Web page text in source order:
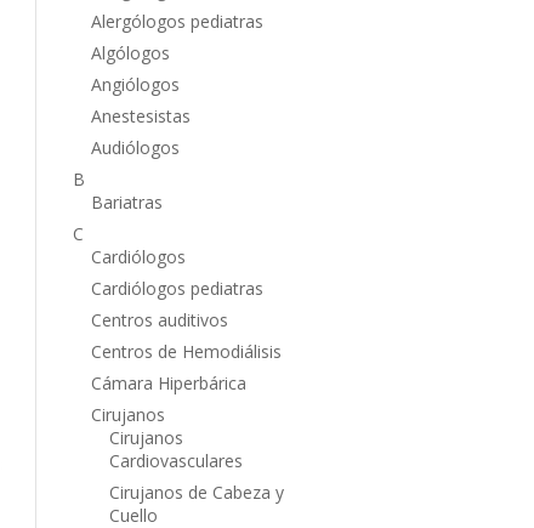
Alergólogos pediatras
Algólogos
Angiólogos
Anestesistas
Audiólogos
B
Bariatras
C
Cardiólogos
Cardiólogos pediatras
Centros auditivos
Centros de Hemodiálisis
Cámara Hiperbárica
Cirujanos
Cirujanos
Cardiovasculares
Cirujanos de Cabeza y
Cuello